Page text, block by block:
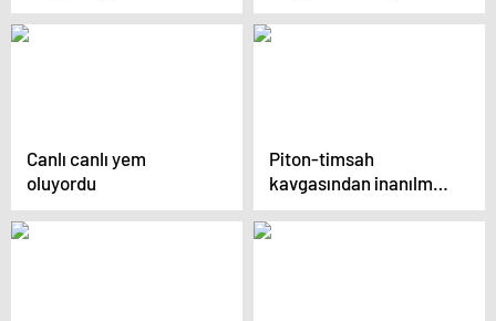
canlısı, canlı olarak
bulundu!
Canlı canlı yem
oluyordu
Piton-timsah
kavgasından inanılmaz
görüntüler